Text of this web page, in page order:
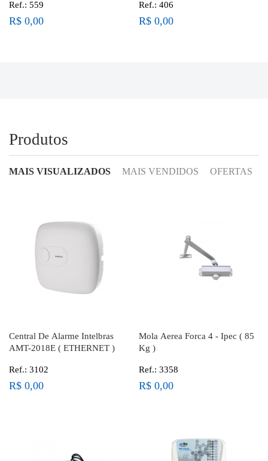
Ref.: 559
R$ 0,00
Ref.: 406
R$ 0,00
Produtos
MAIS VISUALIZADOS MAIS VENDIDOS OFERTAS
Central De Alarme Intelbras
AMT-2018E ( ETHERNET )
Ref.: 3102
R$ 0,00
Mola Aerea Forca 4 - Ipec ( 85
Kg )
Ref.: 3358
R$ 0,00